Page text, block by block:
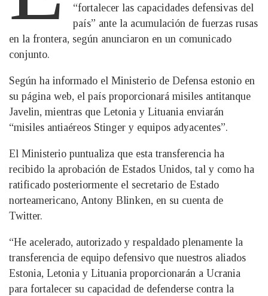
“fortalecer las capacidades defensivas del
país” ante la acumulación de fuerzas rusas
en la frontera, según anunciaron en un comunicado
conjunto.
Según ha informado el Ministerio de Defensa estonio en
su página web, el país proporcionará misiles antitanque
Javelin, mientras que Letonia y Lituania enviarán
“misiles antiaéreos Stinger y equipos adyacentes”.
El Ministerio puntualiza que esta transferencia ha
recibido la aprobación de Estados Unidos, tal y como ha
ratificado posteriormente el secretario de Estado
norteamericano, Antony Blinken, en su cuenta de
Twitter.
“He acelerado, autorizado y respaldado plenamente la
transferencia de equipo defensivo que nuestros aliados
Estonia, Letonia y Lituania proporcionarán a Ucrania
para fortalecer su capacidad de defenderse contra la